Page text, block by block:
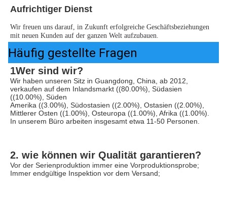
Aufrichtiger Dienst
Wir freuen uns darauf, in Zukunft erfolgreiche Geschäftsbeziehungen
mit neuen Kunden auf der ganzen Welt aufzubauen.
Häufig gestellte Fragen
1Wer sind wir?
Wir haben unseren Sitz in Guangdong, China, ab 2012,
verkaufen auf dem Inlandsmarkt ((80.00%), Südasien
((10.00%), Süden
Amerika ((3.00%), Südostasien ((2.00%), Ostasien ((2.00%),
Mittlerer Osten ((1.00%), Osteuropa ((1.00%), Afrika ((1.00%).
In unserem Büro arbeiten insgesamt etwa 11-50 Personen.
2. wie können wir Qualität garantieren?
Vor der Serienproduktion immer eine Vorproduktionsprobe;
Immer endgültige Inspektion vor dem Versand;